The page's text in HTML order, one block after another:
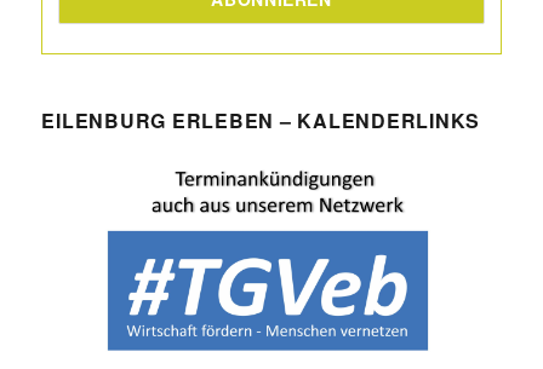
EILENBURG ERLEBEN – KALENDERLINKS